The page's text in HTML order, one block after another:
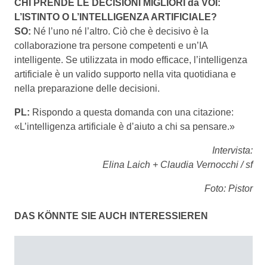
CHI PRENDE LE DECISIONI MIGLIORI da VOI:
L’ISTINTO O L’INTELLIGENZA ARTIFICIALE?
SO: Né l’uno né l’altro. Ciò che è decisivo è la
collaborazione tra persone competenti e un’IA
intelligente. Se utilizzata in modo efficace, l’intelligenza
artificiale è un valido supporto nella vita quotidiana e
nella preparazione delle decisioni.
PL: Rispondo a questa domanda con una citazione:
«L’intelligenza artificiale è d’aiuto a chi sa pensare.»
Intervista:
Elina Laich + Claudia Vernocchi / sf
Foto: Pistor
DAS KÖNNTE SIE AUCH INTERESSIEREN